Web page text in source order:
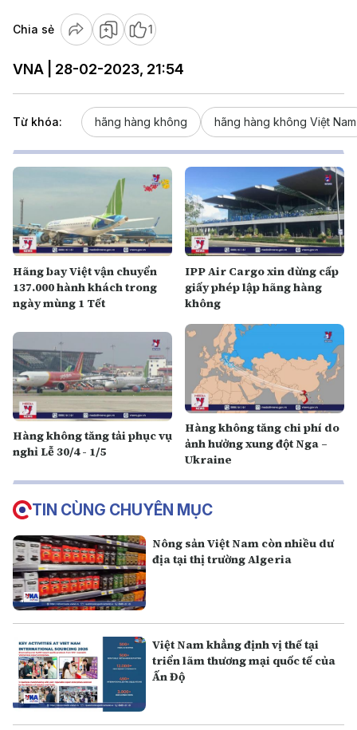
Chia sẻ 1
VNA | 28-02-2023, 21:54
Từ khóa: hãng hàng không hãng hàng không Việt Nam
Hãng bay Việt vận chuyển
137.000 hành khách trong
ngày mùng 1 Tết
IPP Air Cargo xin dừng cấp
giấy phép lập hãng hàng
không
Hàng không tăng tải phục vụ
nghỉ Lễ 30/4 - 1/5
Hàng không tăng chi phí do
ảnh hưởng xung đột Nga –
Ukraine
TIN CÙNG CHUYÊN MỤC
Nông sản Việt Nam còn nhiều dư
địa tại thị trường Algeria
Việt Nam khẳng định vị thế tại
triển lãm thương mại quốc tế của
Ấn Độ